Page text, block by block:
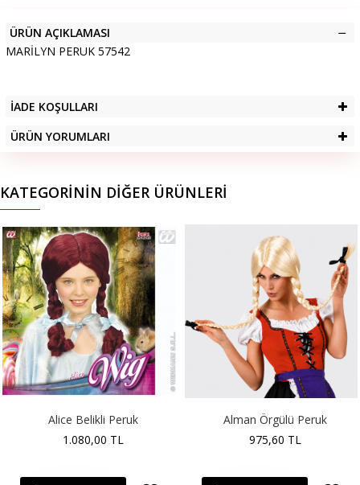
ÜRÜN AÇIKLAMASI
MARİLYN PERUK 57542
İADE KOŞULLARI
ÜRÜN YORUMLARI
KATEGORININ DIĞER ÜRÜNLERI
Alice Belikli Peruk
1.080,00 TL
Alman Örgülü Peruk
975,60 TL